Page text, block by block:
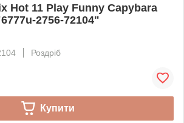
Hot 11 Play Funny Capybara
2756-72104"
Роздріб
Купити